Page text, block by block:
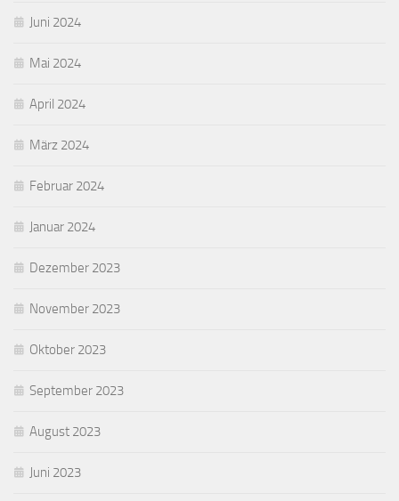
Juni 2024
Mai 2024
April 2024
März 2024
Februar 2024
Januar 2024
Dezember 2023
November 2023
Oktober 2023
September 2023
August 2023
Juni 2023